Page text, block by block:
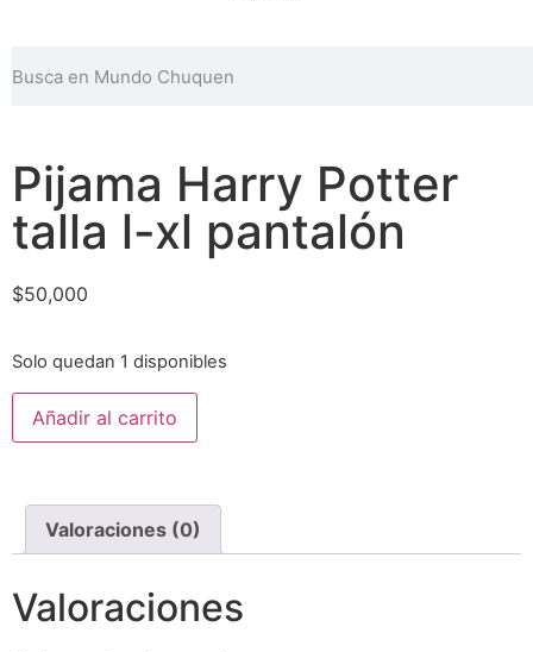
Pijama Harry Potter
talla l-xl pantalón
$50,000
Solo quedan 1 disponibles
Añadir al carrito
Valoraciones (0)
Valoraciones